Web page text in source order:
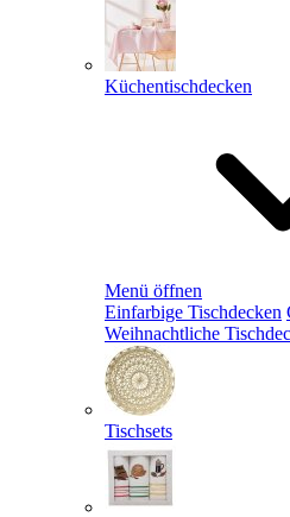
Küchentischdecken
Menü öffnen
Einfarbige Tischdecken
Weihnachtliche
Tischsets